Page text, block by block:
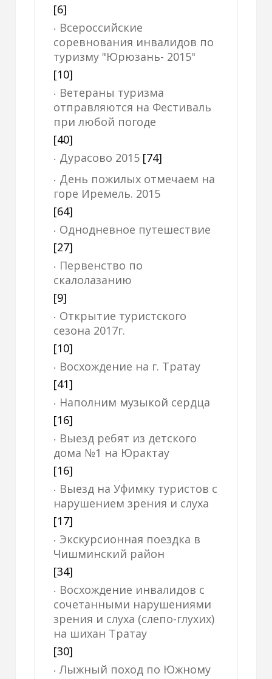
[6]
Всероссийские
соревнования инвалидов по
туризму "Юрюзань- 2015"
[10]
Ветераны туризма
отправляются на Фестиваль
при любой погоде
[40]
Дурасово 2015 [74]
День пожилых отмечаем на
горе Иремель. 2015
[64]
Однодневное путешествие
[27]
Первенство по
скалолазанию
[9]
Открытие туристского
сезона 2017г.
[10]
Восхождение на г. Тратау
[41]
Наполним музыкой сердца
[16]
Выезд ребят из детского
дома №1 на Юрактау
[16]
Выезд на Уфимку туристов с
нарушением зрения и слуха
[17]
Экскурсионная поездка в
Чишминский район
[34]
Восхождение инвалидов с
сочетанными нарушениями
зрения и слуха (слепо-глухих)
на шихан Тратау
[30]
Лыжный поход по Южному